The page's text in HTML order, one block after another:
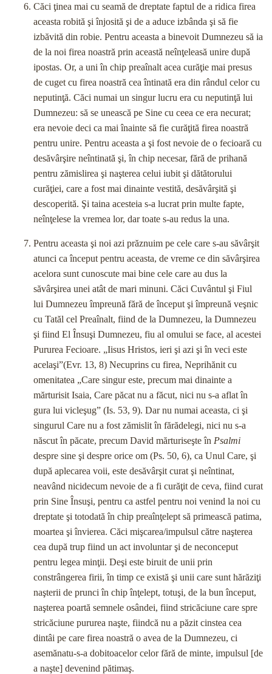
Căci ţinea mai cu seamă de dreptate faptul de a ridica firea
aceasta robită şi înjosită şi de a aduce izbânda şi să fie
izbăvită din robie. Pentru aceasta a binevoit Dumnezeu să ia
de la noi firea noastră prin această neînţeleasă unire după
ipostas. Or, a uni în chip preaînalt acea curăţie mai presus
de cuget cu firea noastră cea întinată era din rândul celor cu
neputinţă. Căci numai un singur lucru era cu neputinţă lui
Dumnezeu: să se unească pe Sine cu ceea ce era necurat;
era nevoie deci ca mai înainte să fie curăţită firea noastră
pentru unire. Pentru aceasta a şi fost nevoie de o fecioară cu
desăvârşire neîntinată şi, în chip necesar, fără de prihană
pentru zămislirea şi naşterea celui iubit şi dătătorului
curăţiei, care a fost mai dinainte vestită, desăvârşită şi
descoperită. Şi taina acesteia s-a lucrat prin multe fapte,
neînţelese la vremea lor, dar toate s-au redus la una.
Pentru aceasta şi noi azi prăznuim pe cele care s-au săvârşit
atunci ca început pentru aceasta, de vreme ce din săvârşirea
acelora sunt cunoscute mai bine cele care au dus la
săvârşirea unei atât de mari minuni. Căci Cuvântul şi Fiul
lui Dumnezeu împreună fără de început şi împreună veşnic
cu Tatăl cel Preaînalt, fiind de la Dumnezeu, la Dumnezeu
şi fiind El Însuşi Dumnezeu, fiu al omului se face, al acestei
Pururea Fecioare. „Iisus Hristos, ieri şi azi şi în veci este
acelaşi”(Evr. 13, 8) Necuprins cu firea, Neprihănit cu
omenitatea „Care singur este, precum mai dinainte a
mărturisit Isaia, Care păcat nu a făcut, nici nu s-a aflat în
gura lui vicleşug” (Is. 53, 9). Dar nu numai aceasta, ci şi
singurul Care nu a fost zămislit în fărădelegi, nici nu s-a
născut în păcate, precum David mărturiseşte în Psalmi
despre sine şi despre orice om (Ps. 50, 6), ca Unul Care, şi
după aplecarea voii, este desăvârşit curat şi neîntinat,
neavând nicidecum nevoie de a fi curăţit de ceva, fiind curat
prin Sine Însuşi, pentru ca astfel pentru noi venind la noi cu
dreptate şi totodată în chip preaînţelept să primească patima,
moartea şi învierea. Căci mişcarea/impulsul către naşterea
cea după trup fiind un act involuntar şi de neconceput
pentru legea minţii. Deşi este biruit de unii prin
constrângerea firii, în timp ce există şi unii care sunt hărăziţi
naşterii de prunci în chip înţelept, totuşi, de la bun început,
naşterea poartă semnele osândei, fiind stricăciune care spre
stricăciune pururea naşte, fiindcă nu a păzit cinstea cea
dintâi pe care firea noastră o avea de la Dumnezeu, ci
asemănatu-s-a dobitoacelor celor fără de minte, impulsul [de
a naşte] devenind pătimaş.